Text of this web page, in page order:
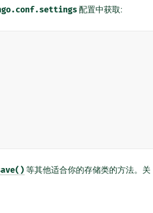
配置中获取:
等其他适合你的存储类的方法。关